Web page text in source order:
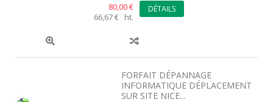
80,00 €
66,67 € ht.
DÉTAILS
FORFAIT DÉPANNAGE
INFORMATIQUE DÉPLACEMENT
SUR SITE NICE...